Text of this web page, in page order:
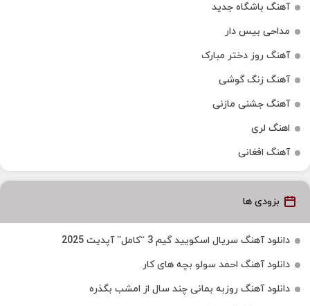
آهنگ باشگاه جدید
مداحی بیس دار
آهنگ روز دختر مبارک
آهنگ زنگ گوشی
آهنگ جشنی مازنی
اهنگ لری
آهنگ افغانی
بزودی ها
دانلود آهنگ سریال اسکویید گیم 3 “کامل” آپدیت 2025
دانلود آهنگ احمد سولو بچه های کار
دانلود آهنگ روزبه بمانی چند سال از امشب بگذره